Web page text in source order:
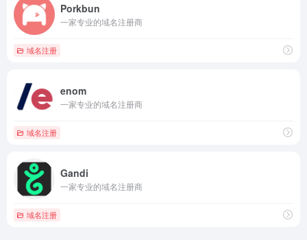
Porkbun
一家专业的域名注册商
域名注册
enom
一家专业的域名注册商
域名注册
Gandi
一家专业的域名注册商
域名注册